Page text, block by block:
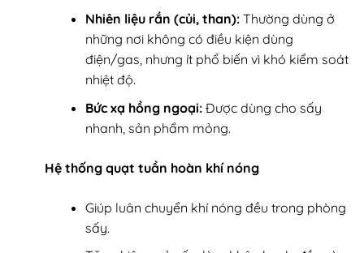
Nhiên liệu rắn (củi, than):Thường dùng ở
những nơi không có điều kiện dùng
điện/gas, nhưng ít phổ biến vì khó kiểm soát
nhiệt độ.
Bức xạ hồng ngoại:Được dùng cho sấy
nhanh, sản phẩm mỏng.
Hệ thống quạt tuần hoàn khí nóng
Giúp luân chuyển khí nóng đều trong phòng
sấy.